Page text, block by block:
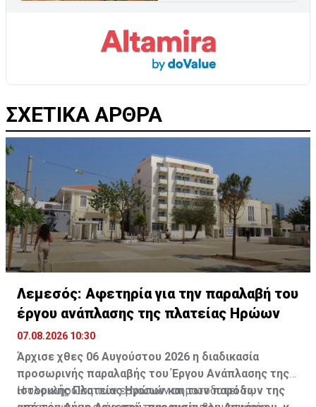
ΣΧΕΤΙΚΑ ΑΡΘΡΑ
Λεμεσός: Αφετηρία για την παραλαβή του
έργου ανάπλασης της πλατείας Ηρώων
07.08.2026 10:30
Άρχισε χθες 06 Αυγούστου 2026 η διαδικασία
προσωρινής παραλαβής του Έργου Ανάπλασης της
ιστορικής Πλατείας Ηρώων και των παρόδων της
Η ολοκλήρωση των εργασιών σηματοδοτεί τη